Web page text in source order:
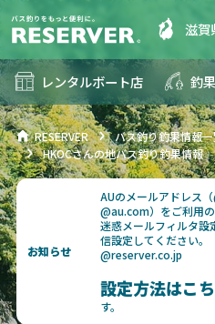
滋賀
レンタルボート店 釣
RESERVER
バス釣り釣果情報
HKOCさんの地バス釣り釣果情報
お知らせ
AUのメールアドレス
@au.com）をご利用の
迷惑メールフィルタ設
信設定してください。
@reserver.co.jp
設定方法はこ
す。